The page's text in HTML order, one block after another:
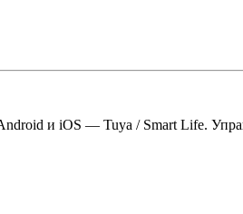
и iOS — Tuya / Smart Life.